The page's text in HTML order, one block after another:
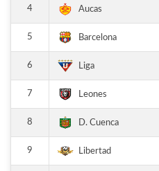
4 Aucas
5 Barcelona
6 Liga
7 Leones
8 D. Cuenca
9 Libertad